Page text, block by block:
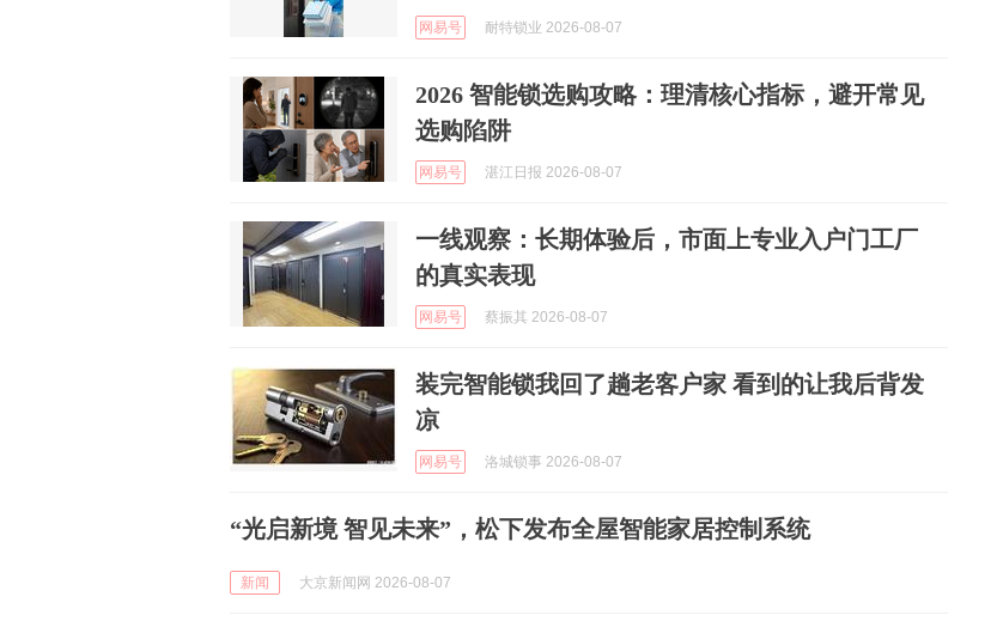
网易号 耐特锁业 2026-08-07
2026 智能锁选购攻略：理清核心指标，避开常见
选购陷阱
网易号 湛江日报 2026-08-07
一线观察：长期体验后，市面上专业入户门工厂
的真实表现
网易号 蔡振其 2026-08-07
装完智能锁我回了趟老客户家 看到的让我后背发
凉
网易号 洛城锁事 2026-08-07
“光启新境 智见未来”，松下发布全屋智能家居控制系统
新闻 大京新闻网 2026-08-07